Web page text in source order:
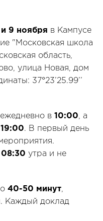
9 ноября в Кампусе
"Московская школа
область,
улица Новая, дом
37°23’25.99’’
в 10:00, а
19:00. В первый день
08:30 утра и не
40-50 минут,
Каждый доклад